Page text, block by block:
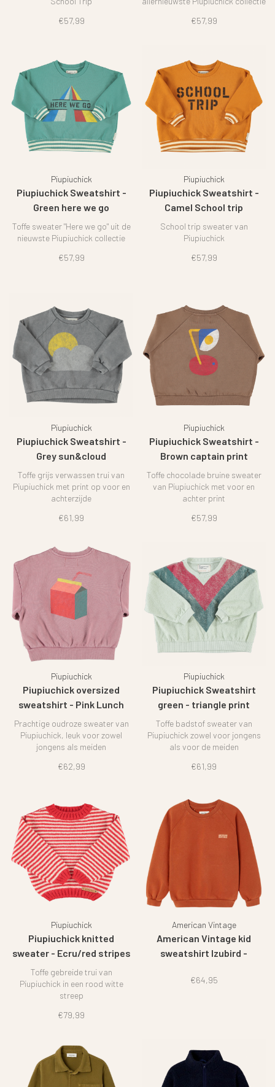
€57,99
€57,99
Piupiuchick
Piupiuchick Sweatshirt -
Green here we go
Toffe sweater "Here we go" uit de
nieuwste Piupiuchick collectie
€57,99
Piupiuchick
Piupiuchick Sweatshirt -
Camel School trip
School trip sweater van
Piupiuchick
€57,99
Piupiuchick
Piupiuchick Sweatshirt -
Grey sun&cloud
Toffe grijs verwassen trui van
Piupiuchick met print op voor en
achterzijde
€61,99
Piupiuchick
Piupiuchick Sweatshirt -
Brown captain print
Toffe chocolade bruine sweater
van Piupiuchick met voor en
achter print
€57,99
Piupiuchick
Piupiuchick oversized
sweatshirt - Pink Lunch
break
Prachtige oudroze sweater van
Piupiuchick, leuk voor zowel
jongens als meiden
€62,99
Piupiuchick
Piupiuchick Sweatshirt
green - triangle print
Toffe badstof sweater van
Piupiuchick zowel voor jongens
als voor de meiden
€61,99
Piupiuchick
Piupiuchick knitted
sweater - Ecru/red stripes
Toffe gebreide trui van
Piupiuchick in een rood witte
streep
€79,99
American Vintage
American Vintage kid
sweatshirt Izubird -
€64,95